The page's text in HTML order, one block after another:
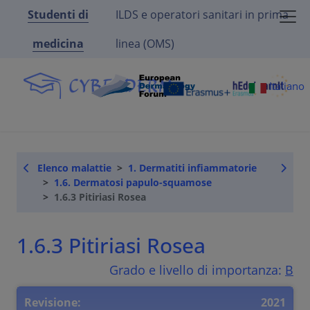
Studenti di
medicina
ILDS e operatori sanitari in prima
linea (OMS)
Italiano
Elenco malattie
1. Dermatiti infiammatorie
1.6. Dermatosi papulo-squamose
1.6.3 Pitiriasi Rosea
1.6.3 Pitiriasi Rosea
Grado e livello di importanza: B
Revisione: 2021